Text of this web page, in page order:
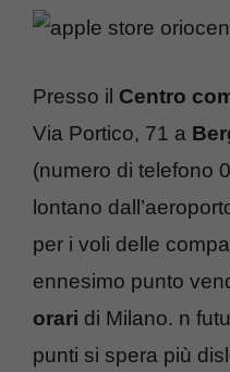
Presso il Centro
Via Portico, 71 a
(numero di telefono
lontano
per i voli delle
ennesimo punto
orari di Milano. n
punti si spera più